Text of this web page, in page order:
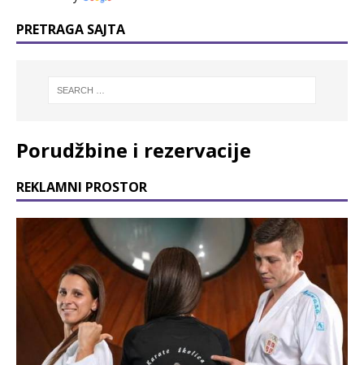
PRETRAGA SAJTA
Porudžbine i rezervacije
REKLAMNI PROSTOR